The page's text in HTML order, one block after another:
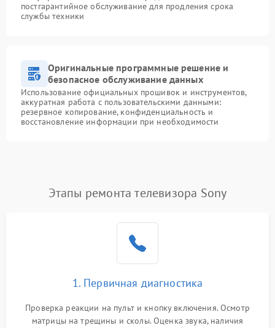
постгарантийное обслуживание для продления срока
службы техники
Оригинальные программные решение и
безопасное обслуживание данных
Использование официальных прошивок и инструментов,
аккуратная работа с пользовательскими данными:
резервное копирование, конфиденциальность и
восстановление информации при необходимости
Этапы ремонта телевизора Sony
1. Первичная диагностика
Проверка реакции на пульт и кнопку включения. Осмотр
матрицы на трещины и сколы. Оценка звука, наличия